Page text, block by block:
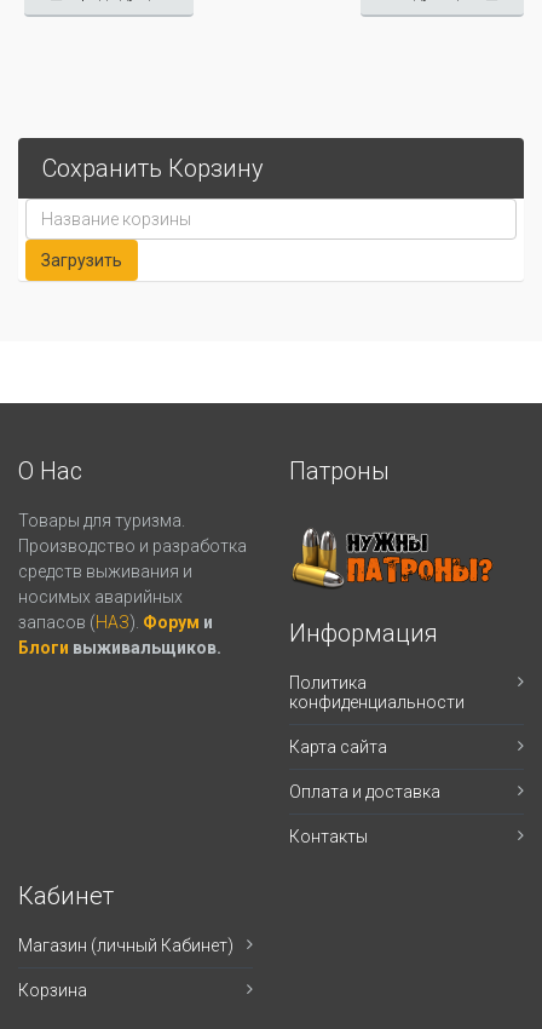
Сохранить Корзину
О Нас
Товары для туризма.
Производство и разработка
средств выживания и
носимых аварийных
запасов (НАЗ). Форум и
Блоги выживальщиков.
Патроны
Информация
Политика
конфиденциальности
Карта сайта
Оплата и доставка
Контакты
Кабинет
Магазин (личный Кабинет)
Корзина